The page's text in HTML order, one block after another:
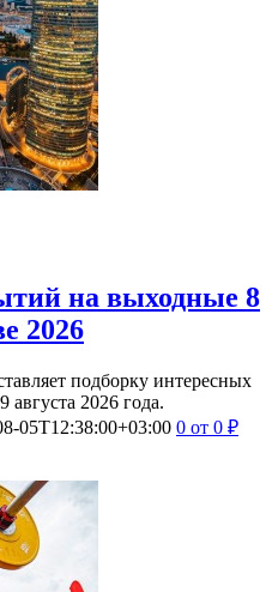
на выходные 8
2026
подборку интересных
2026 года.
05T12:38:00+03:00 0 от 0 ₽